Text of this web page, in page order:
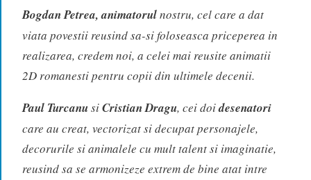
Bogdan Petrea, animatorulnostru, cel care a dat
viata povestii reusind sa-si foloseasca priceperea in
realizarea, credem noi, a celei mai reusite animatii
2D romanesti pentru copii din ultimele decenii.
Paul TurcanusiCristian Dragu, cei doidesenatori
care au creat, vectorizat si decupat personajele,
decorurile si animalele cu mult talent si imaginatie,
reusind sa se armonizeze extrem de bine atat intre